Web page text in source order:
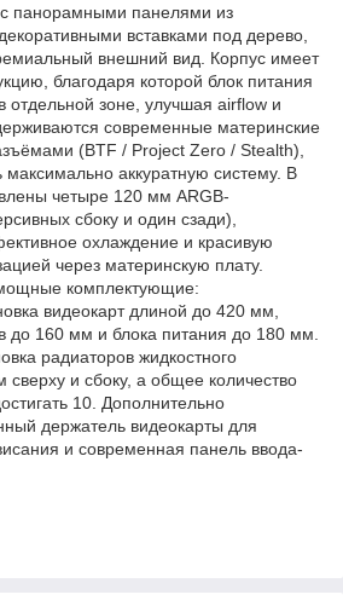
панорамными панелями из
вставками под дерево,
внешний вид. Корпус имеет
благодаря которой блок питания
отдельной зоне, улучшая airflow и
современные материнские
(BTF / Project Zero / Stealth),
максимально аккуратную систему. В
четыре 120 мм ARGB-
сбоку и один сзади),
охлаждение и красивую
через материнскую плату.
комплектующие:
видеокарт длиной до 420 мм,
до 160 мм и блока питания до 180 мм.
радиаторов жидкостного
и сбоку, а общее количество
10. Дополнительно
держатель видеокарты для
и современная панель ввода-